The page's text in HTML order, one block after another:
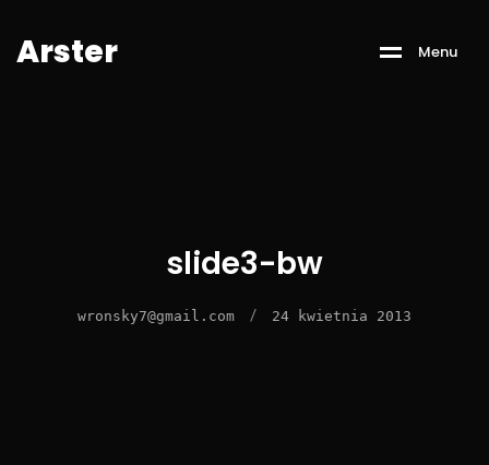
Arster Menu
slide3-bw
wronsky7@gmail.com / 24 kwietnia 2013